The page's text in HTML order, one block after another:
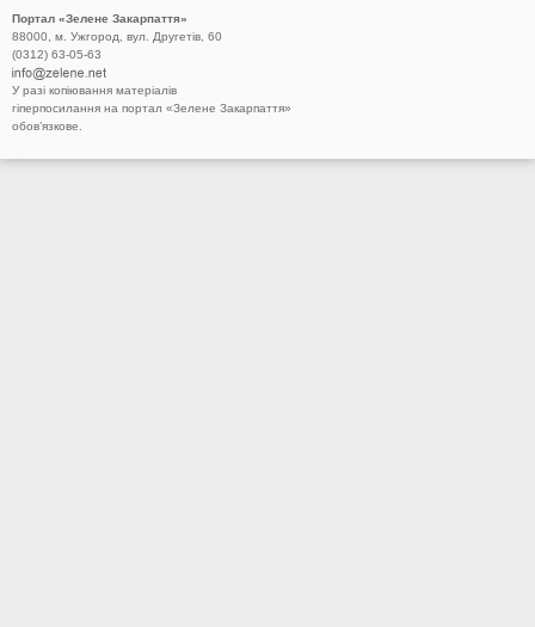
Портал «Зелене Закарпаття»
88000, м. Ужгород, вул. Другетів, 60
(0312) 63-05-63
У разі копіювання матеріалів
гіперпосилання на портал «Зелене Закарпаття»
обов’язкове.